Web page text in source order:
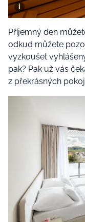
Příjemný den
odkud můžete
vyzkoušet
pak? Pak už vás
z překrásných